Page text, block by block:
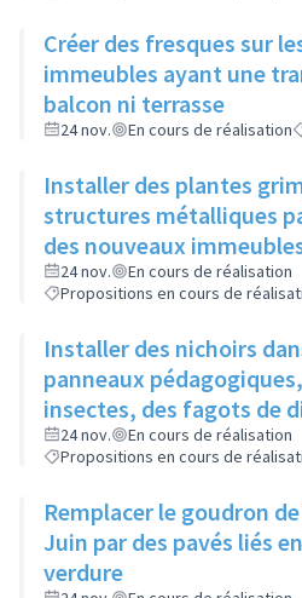
Créer des fresques sur
immeubles ayant une
balcon ni terrasse
24 nov. En cours de réalisation
Installer des plantes
structures métalliques
des nouveaux
24 nov.
En cours de réalisation
Propositions en cours de
Installer des nichoirs
panneaux
insectes, des fagots de
pour stimuler la
Château à la Roue
24 nov.
En cours de réalisation
Propositions en cours de
Remplacer le goudron
Juin par des pavés liés
verdure